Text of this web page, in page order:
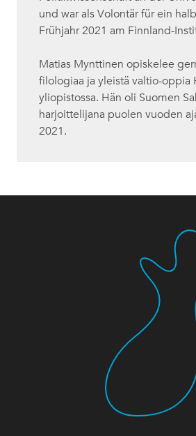
und war als Volontär für ein
Frühjahr 2021 am Finnland-
Matias Mynttinen opiskelee
filologiaa ja yleistä valtio-oppia
yliopistossa. Hän oli Suomen
harjoittelijana puolen vuoden
2021.